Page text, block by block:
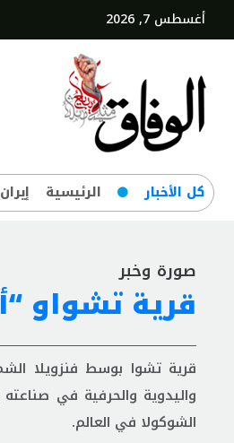
أغسطس 7, 2026
کل‌ الأخبار الرئيسية إيران
صورة وخبر
قرية تشواو
قرية تشوا بوسط فنزويلا
الشوكولا في العالم.